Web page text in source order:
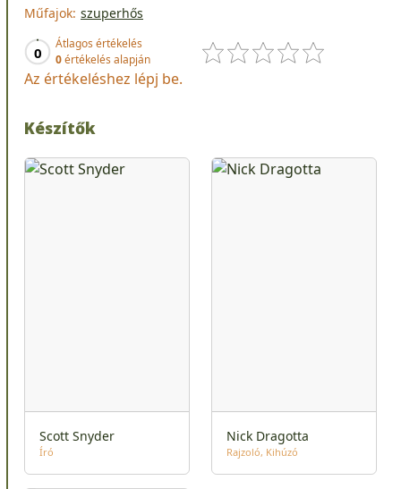
Műfajok: szuperhős
0
Átlagos értékelés
0értékelés alapján
Az értékeléshez lépj be.
Készítők
Scott Snyder
Író
Nick Dragotta
Rajzoló Kihúzó